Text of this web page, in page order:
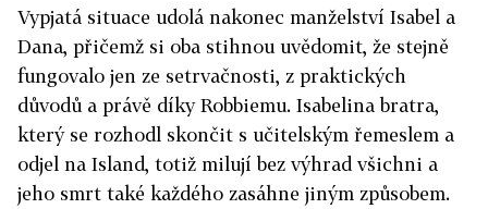
Vypjatá situace udolá nakonec manželství Isabel a
Dana, přičemž si oba stihnou uvědomit, že stejně
fungovalo jen ze setrvačnosti, z praktických
důvodů a právě díky Robbiemu. Isabelina bratra,
který se rozhodl skončit s učitelským řemeslem a
odjel na Island, totiž milují bez výhrad všichni a
jeho smrt také každého zasáhne jiným způsobem.